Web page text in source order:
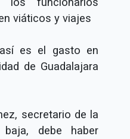
viáticos y viajes
es el gasto en
de Guadalajara
secretario de la
debe haber